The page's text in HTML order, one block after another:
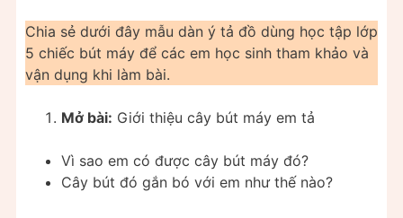
Chia sẻ dưới đây mẫu dàn ý tả đồ dùng học tập lớp
5 chiếc bút máy để các em học sinh tham khảo và
vận dụng khi làm bài.
Mở bài: Giới thiệu cây bút máy em tả
Vì sao em có được cây bút máy đó?
Cây bút đó gắn bó với em như thế nào?